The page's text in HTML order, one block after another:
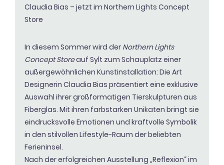
Claudia Bias – jetzt im Northern Lights Concept
Store
In diesem Sommer wird der Northern Lights
Concept Storeauf Sylt zum Schauplatz einer
außergewöhnlichen Kunstinstallation: Die Art
Designerin Claudia Bias präsentiert eine exklusive
Auswahl ihrer großformatigen Tierskulpturen aus
Fiberglas. Mit ihren farbstarken Unikaten bringt sie
eindrucksvolle Emotionen und kraftvolle Symbolik
in den stilvollen Lifestyle-Raum der beliebten
Ferieninsel.
Nach der erfolgreichen Ausstellung „Reflexion“im